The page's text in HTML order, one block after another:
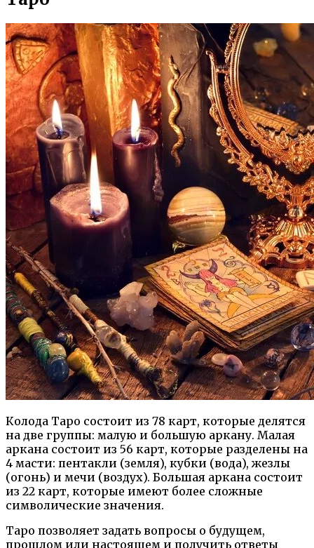
Колода Таро состоит из 78 карт, которые делятся
на две группы: малую и большую аркану. Малая
аркана состоит из 56 карт, которые разделены на
4 масти: пентакли (земля), кубки (вода), жезлы
(огонь) и мечи (воздух). Большая аркана состоит
из 22 карт, которые имеют более сложные
символические значения.
Таро позволяет задать вопросы о будущем,
прошлом или настоящем и получить ответы